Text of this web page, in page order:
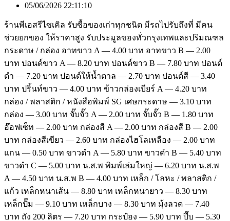
05/06/2026 22:11:10
ร้านพีเอสรีไซเคิล รับซื้อของเก่าทุกชนิด มีรถไปรับถึงที่ มีคน
ช่วยยกของ ให้ราคาสูง รับประมูลของทั่วกรุงเทพและปริมณฑล
กระดาษ / กล่อง อาทขาว A — 4.00 บาท อาทขาว B — 2.00
บาท ปอนด์ขาว A — 8.20 บาท ปอนด์ขาว B — 7.80 บาท ปอนด์
ดำ — 7.20 บาท ปอนด์ให้น้ำตาล — 2.70 บาท ปอนด์สี — 3.40
บาท ปริ้นท์ขาว — 4.00 บาท ข้าวกล่องเบียร์ A — 4.20 บาท
กล่อง / พลาสติก / หนังสือพิมพ์ SG เศษกระดาษ — 3.10 บาท
กล่อง — 3.00 บาท จั๊บจั๊ว A — 2.00 บาท จั๊บจั๊ว B — 1.80 บาท
อ๊อฟเซ็ท — 2.00 บาท กล่องสี A — 2.00 บาท กล่องสี B — 2.00
บาท กล่องสีเขียว — 2.60 บาท กล่องไฮโลเหลือง — 2.00 บาท
แกน — 0.50 บาท ขาวดำ A — 5.80 บาท ขาวดำ B — 5.40 บาท
ขาวดำ C — 5.00 บาท น.ส.พ พิมพ์เล่มใหญ่ — 6.20 บาท น.ส.พ
A — 4.50 บาท น.ส.พ B — 4.00 บาท เหล็ก / โลหะ / พลาสติก /
แก้ว เหล็กหนาเส้น — 8.80 บาท เหล็กหนายาว — 8.30 บาท
เหล็กปั๊ม — 9.10 บาท เหล็กบาง — 8.30 บาท มุ้งลวด — 7.40
บาท ถัง 200 ลิตร — 7.20 บาท กระป๋อง — 5.90 บาท ปี๊บ — 5.30